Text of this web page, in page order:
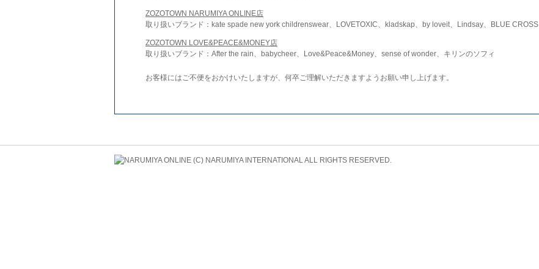
ZOZOTOWN NARUMIYA ONLINE店
取り扱いブランド：kate spade new york childrenswear、LOVETOXIC、kladskap、by loveit、Lindsay、BLUE CROSS
ZOZOTOWN LOVE&PEACE&MONEY店
取り扱いブランド：After the rain、babycheer、Love&Peace&Money、sense of wonder、キリンのソフィ
お客様にはご不便をおかけいたしますが、何卒ご理解いただきますようお願い申し上げます。